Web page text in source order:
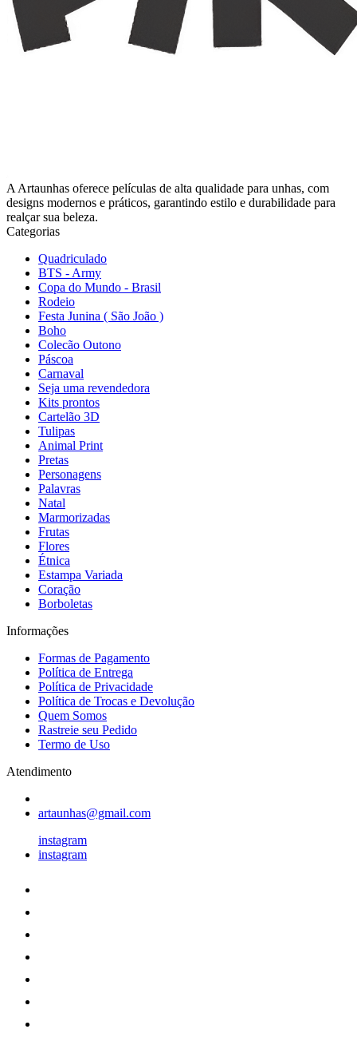
A Artaunhas oferece películas de alta qualidade para unhas, com
designs modernos e práticos, garantindo estilo e durabilidade para
realçar sua beleza.
Categorias
Quadriculado
BTS - Army
Copa do Mundo - Brasil
Rodeio
Festa Junina ( São João )
Boho
Colecão Outono
Páscoa
Carnaval
Seja uma revendedora
Kits prontos
Cartelão 3D
Tulipas
Animal Print
Pretas
Personagens
Palavras
Natal
Marmorizadas
Frutas
Flores
Étnica
Estampa Variada
Coração
Borboletas
Informações
Formas de Pagamento
Política de Entrega
Política de Privacidade
Política de Trocas e Devolução
Quem Somos
Rastreie seu Pedido
Termo de Uso
Atendimento
artaunhas@gmail.com
instagram
instagram